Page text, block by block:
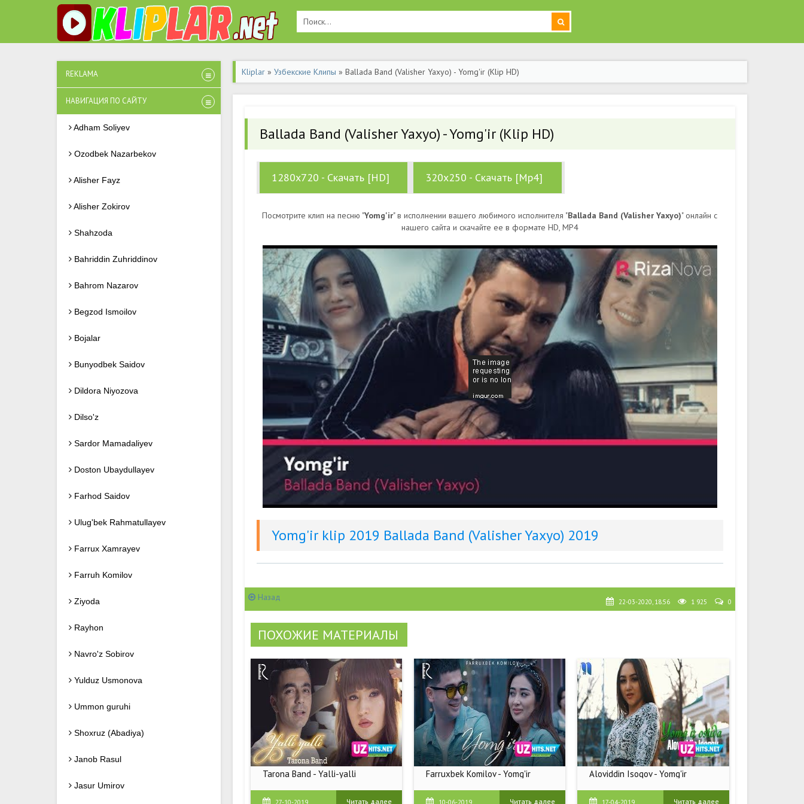
REKLAMA
НАВИГАЦИЯ ПО САЙТУ
Adham Soliyev
Ozodbek Nazarbekov
Alisher Fayz
Alisher Zokirov
Shahzoda
Bahriddin Zuhriddinov
Bahrom Nazarov
Begzod Ismoilov
Bojalar
Bunyodbek Saidov
Dildora Niyozova
Dilso'z
Sardor Mamadaliyev
Doston Ubaydullayev
Farhod Saidov
Ulug'bek Rahmatullayev
Farrux Xamrayev
Farruh Komilov
Ziyoda
Rayhon
Navro'z Sobirov
Yulduz Usmonova
Ummon guruhi
Shoxruz (Abadiya)
Janob Rasul
Jasur Umirov
Kliplar» Узбекские Клипы » Ballada Band (Valisher Yaxyo) - Yomg'ir (Klip HD)
Ballada Band (Valisher Yaxyo) - Yomg'ir (Klip HD)
1280x720 - Скачать [HD] 320x250 - Скачать [Mp4]
Посмотрите клип на песню "Yomg'ir" в исполнении вашего любимого исполнителя "Ballada Band (Valisher Yaxyo)" онлайн с
нашего сайта и скачайте ее в формате HD, MP4
Yomg'ir klip 2019 Ballada Band (Valisher Yaxyo) 2019
Назад 22-03-2020, 18:56 1 925 0
ПОХОЖИЕ МАТЕРИАЛЫ
Tarona Band - Yalli-yalli
27-10-2019 Читать далее
Farruxbek Komilov - Yomg'ir
10-06-2019 Читать далее
Aloviddin Isoqov - Yomg'ir
17-04-2019 Читать далее